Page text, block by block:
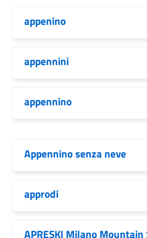
appenino
appennini
appennino
Appennino senza neve
approdi
APRESKI Milano Mountain